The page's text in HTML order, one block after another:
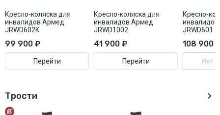
Кресло-коляска для
инвалидов Армед
JRWD602K
99 900 ₽
Перейти
Кресло-коляска для
инвалидов Армед
JRWD1002
41 900 ₽
Перейти
Кресло-
JRWD601
108 900
Нет
Трости